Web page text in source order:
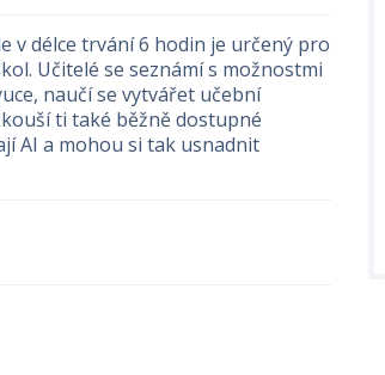
v délce trvání 6 hodin je určený pro
Učitelé se seznámí s možnostmi
naučí se vytvářet učební
ti také běžně dostupné
AI a mohou si tak usnadnit